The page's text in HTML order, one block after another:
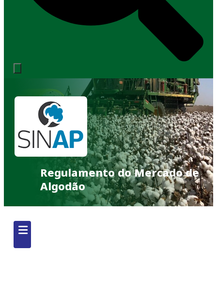
Regulamento do Mercado de
Algodão